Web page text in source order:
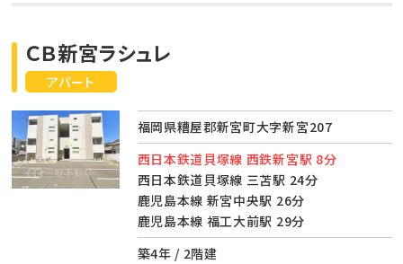
アパート
ＣＢ新宮ラシュレ
福岡県糟屋郡新宮町大字新宮207
西日本鉄道貝塚線 西鉄新宮駅 8分
西日本鉄道貝塚線 三苫駅 24分
鹿児島本線 新宮中央駅 26分
鹿児島本線 福工大前駅 29分
築4年 / 2階建